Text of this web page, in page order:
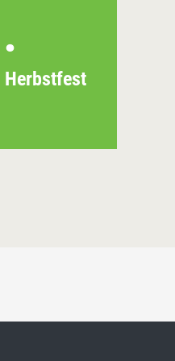
Herbstfest